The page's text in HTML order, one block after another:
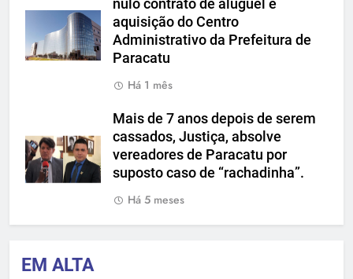
nulo contrato de aluguel e
aquisição do Centro
Administrativo da Prefeitura de
Paracatu
Há 1 mês
Mais de 7 anos depois de serem
cassados, Justiça, absolve
vereadores de Paracatu por
suposto caso de “rachadinha”.
Há 5 meses
EM ALTA